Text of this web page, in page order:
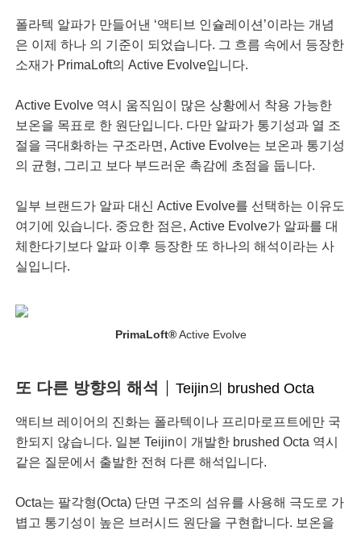
폴라텍 알파가 만들어낸 ‘액티브 인슐레이션’이라는 개념
은 이제 하나 의 기준이 되었습니다. 그 흐름 속에서 등장한
소재가 PrimaLoft의 Active Evolve입니다.
Active Evolve 역시 움직임이 많은 상황에서 착용 가능한
보온을 목표로 한 원단입니다. 다만 알파가 통기성과 열 조
절을 극대화하는 구조라면, Active Evolve는 보온과 통기성
의 균형, 그리고 보다 부드러운 촉감에 초점을 둡니다.
일부 브랜드가 알파 대신 Active Evolve를 선택하는 이유도
여기에 있습니다. 중요한 점은, Active Evolve가 알파를 대
체한다기보다 알파 이후 등장한 또 하나의 해석이라는 사
실입니다.
PrimaLoft®Active Evolve
또 다른 방향의 해석 Teijin의 brushed Octa
액티브 레이어의 진화는 폴라텍이나 프리마로프트에만 국
한되지 않습니다. 일본 Teijin이 개발한 brushed Octa 역시
같은 질문에서 출발한 전혀 다른 해석입니다.
Octa는 팔각형(Octa) 단면 구조의 섬유를 사용해 극도로 가
볍고 통기성이 높은 브러시드 원단을 구현합니다. 보온을